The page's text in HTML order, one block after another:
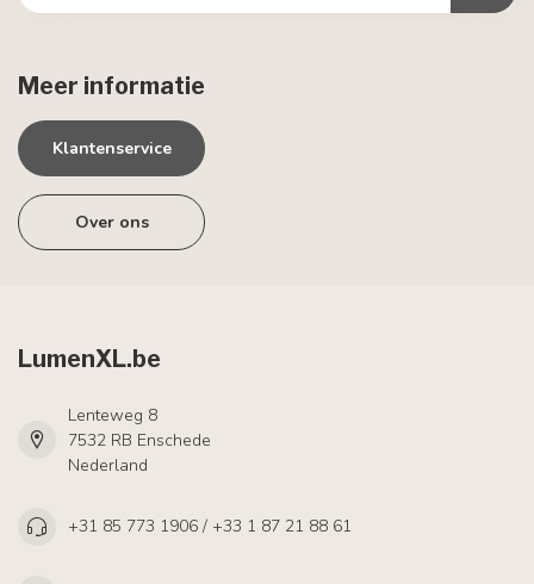
Meer informatie
Klantenservice
Over ons
LumenXL.be
Lenteweg 8
7532 RB Enschede
Nederland
+31 85 773 1906 / +33 1 87 21 88 61